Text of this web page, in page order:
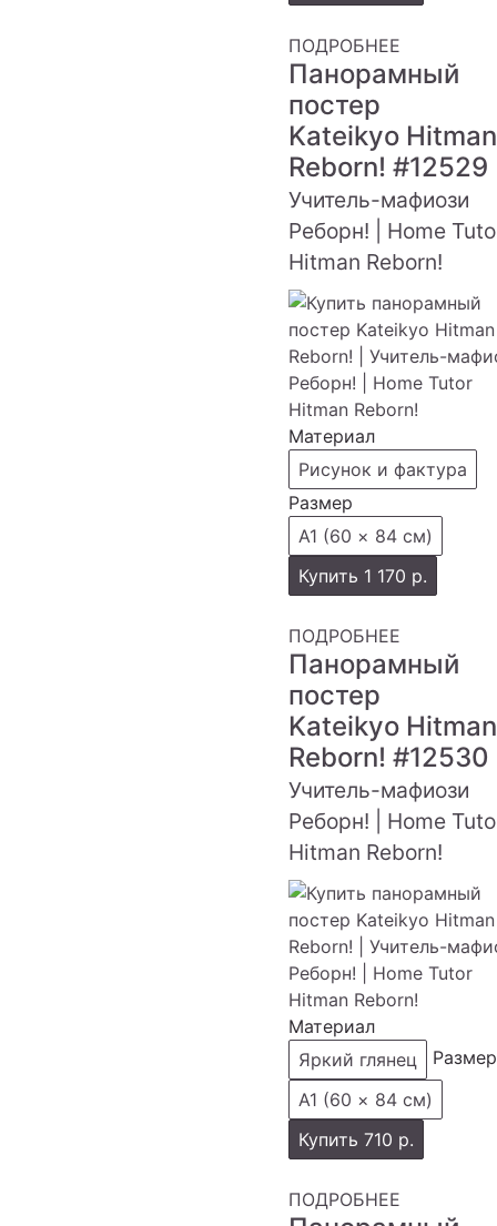
ПОДРОБНЕЕ
Панорамный
постер
Kateikyo Hitman
Reborn! #12529
Учитель-мафиози
Реборн! | Home
Hitman Reborn!
Материал
Рисунок и фактура
Размер
А1 (60 × 84 см)
Купить 1 170 р.
ПОДРОБНЕЕ
Панорамный
постер
Kateikyo Hitman
Reborn! #12530
Учитель-мафиози
Реборн! | Home
Hitman Reborn!
Материал
Яркий глянец
Размер
А1 (60 × 84 см)
Купить 710 р.
ПОДРОБНЕЕ